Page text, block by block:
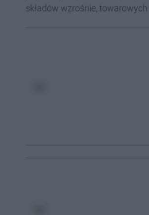
składów wzrośnie,